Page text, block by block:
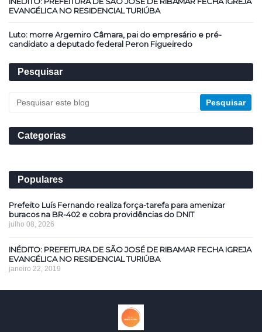
EVANGÉLICA NO RESIDENCIAL TURIÚBA
Luto: morre Argemiro Câmara, pai do empresário e pré-
candidato a deputado federal Peron Figueiredo
Pesquisar
Categorias
Populares
Prefeito Luís Fernando realiza força-tarefa para amenizar
buracos na BR-402 e cobra providências do DNIT
julho 08, 2026
INÉDITO: PREFEITURA DE SÃO JOSÉ DE RIBAMAR FECHA IGREJA
EVANGÉLICA NO RESIDENCIAL TURIÚBA
janeiro 22, 2019